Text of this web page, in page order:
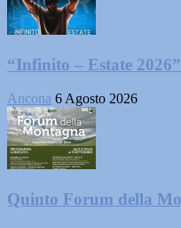
“Infinito – Estate
Ancona 6 Agosto 2026
Quinto Forum della